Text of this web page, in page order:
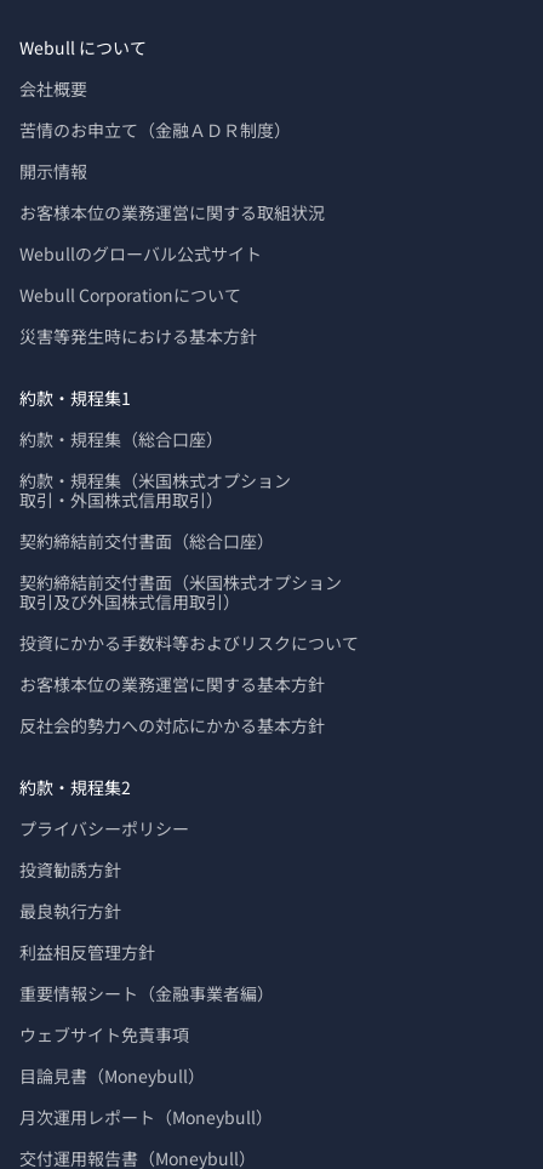
Webull について
会社概要
苦情のお申立て（金融ＡＤＲ制度）
開示情報
お客様本位の業務運営に関する取組状況
Webullのグローバル公式サイト
Webull Corporationについて
災害等発生時における基本方針
約款・規程集1
約款・規程集（総合口座）
約款・規程集（米国株式オプション
取引・外国株式信用取引）
契約締結前交付書面（総合口座）
契約締結前交付書面（米国株式オプション
取引及び外国株式信用取引）
投資にかかる手数料等およびリスクについて
お客様本位の業務運営に関する基本方針
反社会的勢力への対応にかかる基本方針
約款・規程集2
プライバシーポリシー
投資勧誘方針
最良執行方針
利益相反管理方針
重要情報シート（金融事業者編）
ウェブサイト免責事項
目論見書（Moneybull）
月次運用レポート（Moneybull）
交付運用報告書（Moneybull）